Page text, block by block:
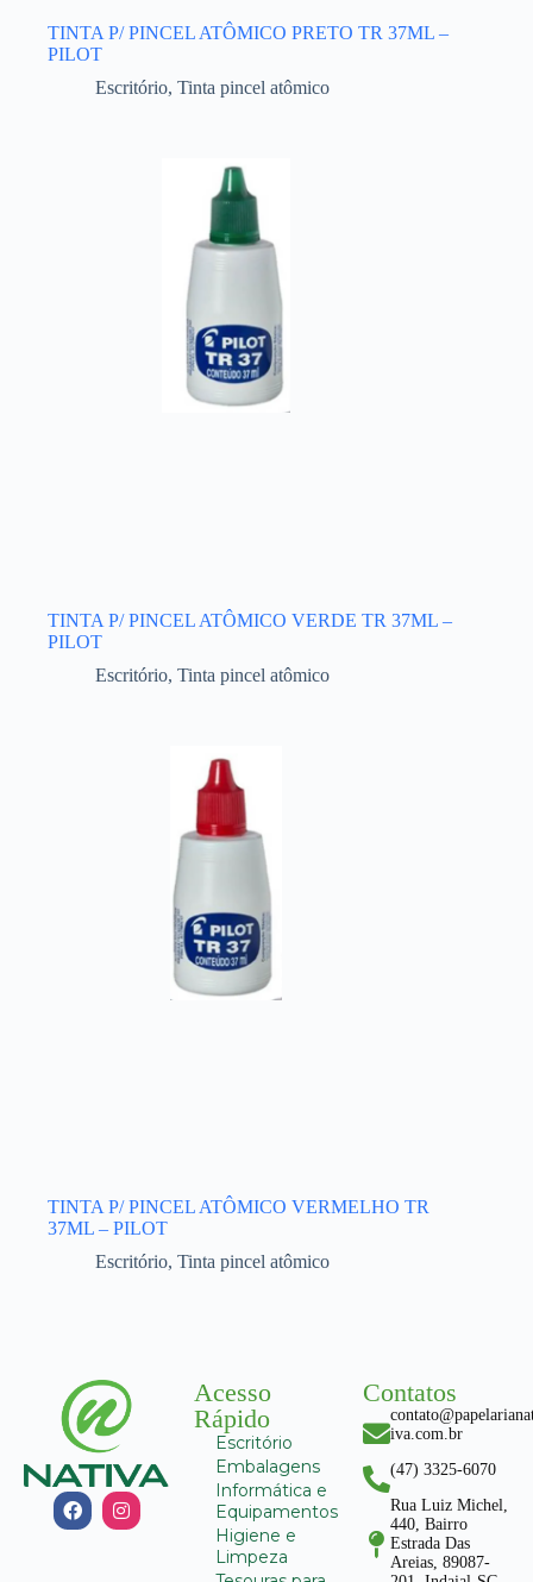
TINTA P/ PINCEL ATÔMICO PRETO TR 37ML –
PILOT
Escritório, Tinta pincel atômico
TINTA P/ PINCEL ATÔMICO VERDE TR 37ML –
PILOT
Escritório, Tinta pincel atômico
TINTA P/ PINCEL ATÔMICO VERMELHO TR
37ML – PILOT
Escritório, Tinta pincel atômico
Acesso
Rápido
Escritório
Embalagens
Informática e
Equipamentos
Higiene e
Limpeza
Contatos
iva.com.br
(47) 3325-6070
Rua Luiz Michel,
440, Bairro
Estrada Das
Areias, 89087-